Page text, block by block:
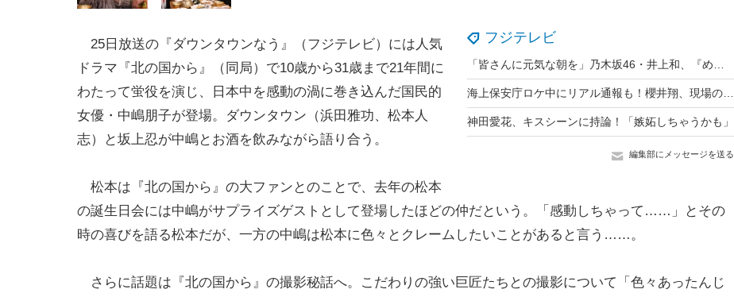
フジテレビ
神田愛花、キスシーンに持論！「嫉妬しちゃうかも」
編集部にメッセージを送る
25日放送の『ダウンタウンなう』（フジテレビ）には人気
ドラマ『北の国から』（同局）で10歳から31歳まで21年間に
わたって蛍役を演じ、日本中を感動の渦に巻き込んだ国民的
女優・中嶋朋子が登場。ダウンタウン（浜田雅功、松本人
志）と坂上忍が中嶋とお酒を飲みながら語り合う。
松本は『北の国から』の大ファンとのことで、去年の松本
の誕生日会には中嶋がサプライズゲストとして登場したほどの仲だという。「感動しちゃって……」とその
時の喜びを語る松本だが、一方の中嶋は松本に色々とクレームしたいことがあると言う……。
さらに話題は『北の国から』の撮影秘話へ。こだわりの強い巨匠たちとの撮影について「色々あったんじ